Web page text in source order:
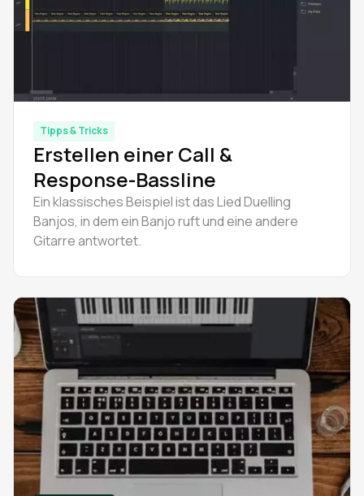
Tipps & Tricks
Erstellen einer Call &
Response-Bassline
Ein klassisches Beispiel ist das Lied Duelling
Banjos, in dem ein Banjo ruft und eine andere
Gitarre antwortet.